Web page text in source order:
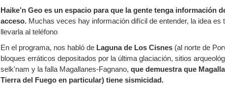
Haike’n Geo es un espacio para que la gente tenga información
acceso. Muchas veces hay información difícil de entender, la idea es
llevarla al teléfono
En el programa, nos habló de Laguna de Los Cisnes (al norte de
bloques erráticos depositados por la última glaciación, sitios
selk'nam y la falla Magallanes-Fagnano, que demuestra que
Tierra del Fuego en particular) tiene sismicidad.